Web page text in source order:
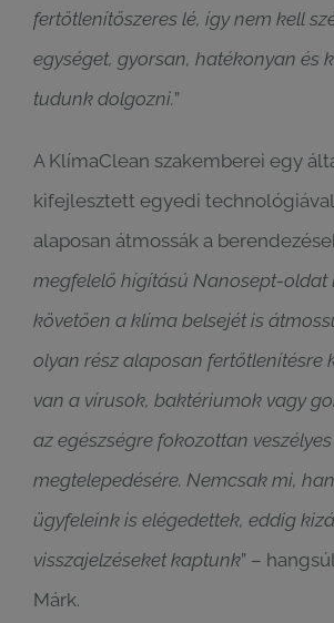
fertőtlenítőszeres lé, így nem kell
egységet, gyorsan, hatékonyan és
tudunk dolgozni.”
A KlímaClean szakemberei egy
kifejlesztett egyedi
alaposan átmossák a
megfelelő hígítású Nanosept-oldat
követően a klíma belsejét is
olyan rész alaposan fertőtlenítésre
van a vírusok, baktériumok vagy
az egészségre fokozottan
megtelepedésére. Nemcsak mi,
ügyfeleink is elégedettek, eddig
visszajelzéseket kaptunk” –
Márk.